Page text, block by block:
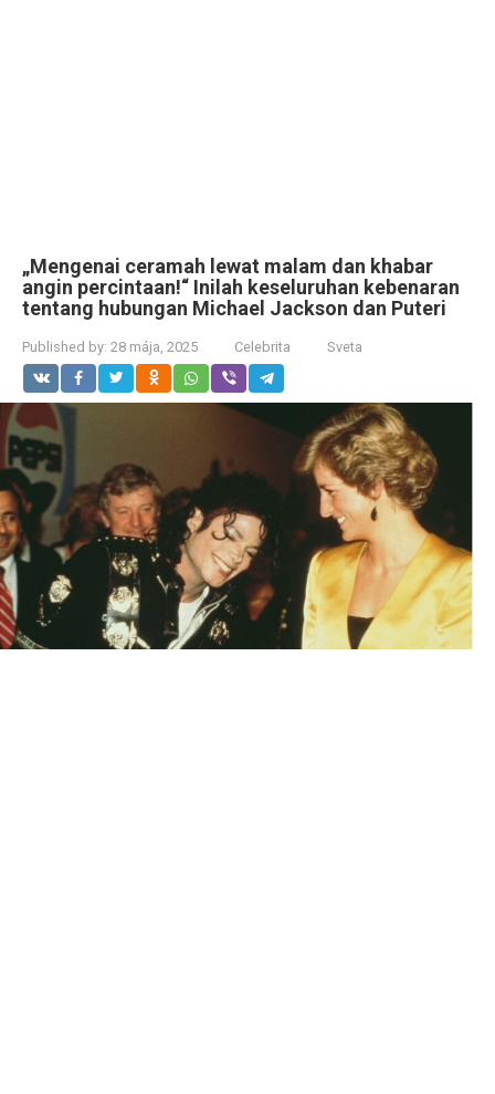
„Mengenai ceramah lewat malam dan khabar
angin percintaan!“ Inilah keseluruhan kebenaran
tentang hubungan Michael Jackson dan Puteri
Published by: 28 mája, 2025 Celebrita Sveta